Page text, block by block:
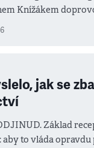
Knížákem
jak se
Základ
aby to vláda opravdu